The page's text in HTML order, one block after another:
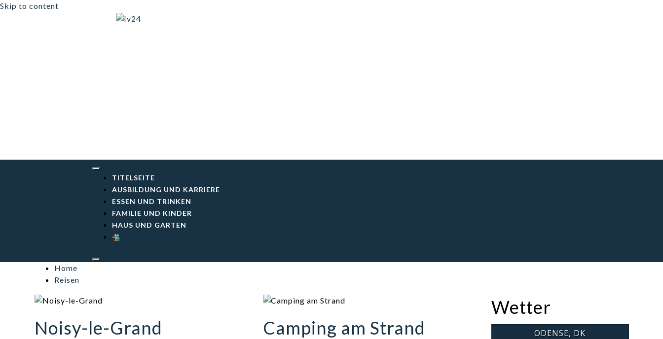
Skip to content
TITELSEITE
AUSBILDUNG UND KARRIERE
ESSEN UND TRINKEN
FAMILIE UND KINDER
HAUS UND GARTEN
Home
Reisen
Noisy-le-Grand Camping am Strand
Wetter
ODENSE, DK